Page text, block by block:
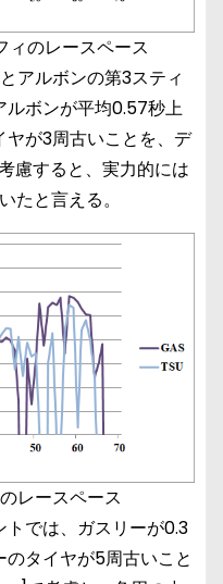
ィのレースペース
アルボンの第3スティ
ルボンが平均0.57秒上
が3周古いことを、デ
慮すると、実力的には
たと言える。
レースペース
では、ガスリーが0.3
タイヤが5周古いこと